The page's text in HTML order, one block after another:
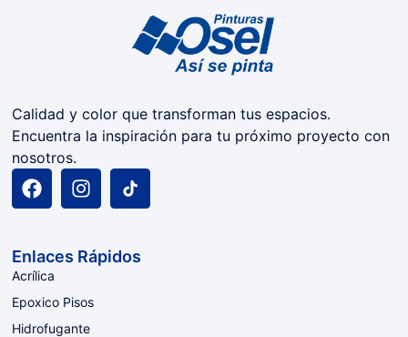
Calidad y color que transforman tus espacios.
Encuentra la inspiración para tu próximo proyecto con
nosotros.
Enlaces Rápidos
Acrílica
Epoxico Pisos
Hidrofugante